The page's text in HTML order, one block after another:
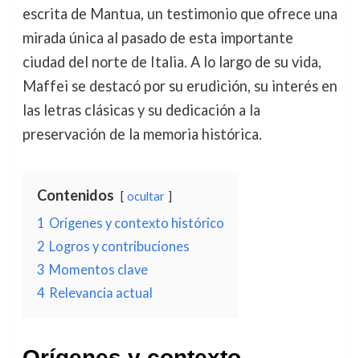
escrita de Mantua, un testimonio que ofrece una
mirada única al pasado de esta importante
ciudad del norte de Italia. A lo largo de su vida,
Maffei se destacó por su erudición, su interés en
las letras clásicas y su dedicación a la
preservación de la memoria histórica.
Contenidos ocultar
1 Orígenes y contexto histórico
2 Logros y contribuciones
3 Momentos clave
4 Relevancia actual